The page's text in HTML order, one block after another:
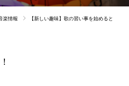
楽情報
【新しい趣味】歌の習い事を始めると